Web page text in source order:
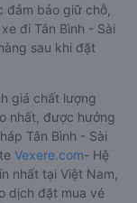
đảm bảo giữ chỗ,
đi Tân Bình - Sài
sau khi đặt
giá chất lượng
nhất, được hưởng
Tân Bình - Sài
Vexere.com- Hệ
nhất tại Việt Nam,
dịch đặt mua vé